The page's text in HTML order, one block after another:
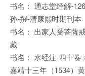
书名： 通志堂经解-
孙-撰-清康熙时期刊本
书名： 出家人受菩薩
藏
书名： 水经注-四十卷
嘉靖十三年（1534）